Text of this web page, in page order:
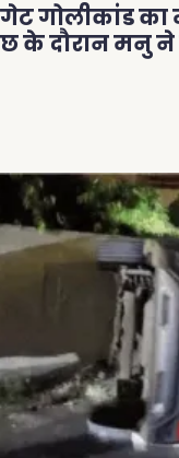
गोलीकांड का
के दौरान मनु